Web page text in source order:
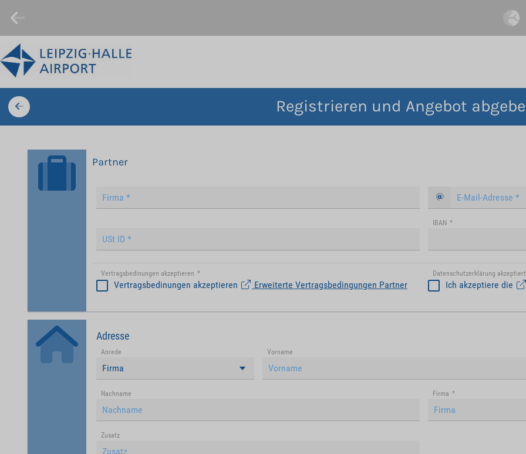
Registrieren und Angebot
Partner
IBAN *
Vertragsbedinungen akzeptieren *
Vertragsbedinungen akzeptieren Erweiterte Vertragsbedingungen Partner
Datenschutzerklärung akzeptiert
Ich akzeptiere die
Adresse
Anrede
Firma
Vorname
Nachname Firma *
Zusatz